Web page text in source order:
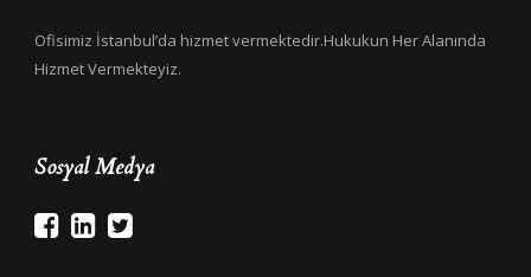
Ofisimiz İstanbul’da hizmet vermektedir.Hukukun Her Alanında
Hizmet Vermekteyiz.
Sosyal Medya